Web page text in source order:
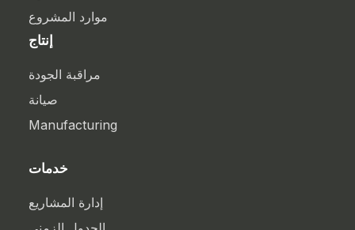
موارد المشروع
إنتاج
مراقبة الجودة
صيانة
Manufacturing
خدمات
إدارة المشاريع